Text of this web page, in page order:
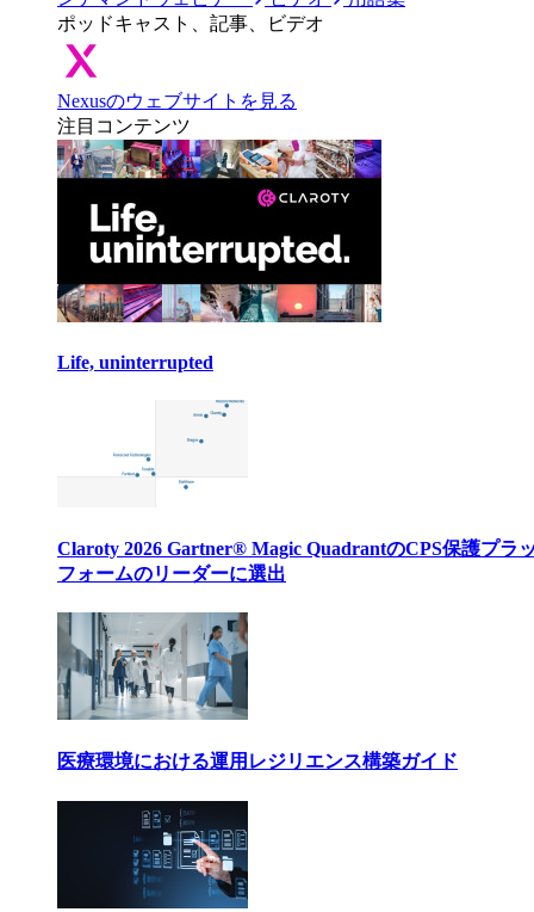
ポッドキャスト、記事、ビデオ
Nexusのウェブサイトを見る
注目コンテンツ
Life, uninterrupted
Claroty 2026 Gartner® Magic QuadrantのCPS保護プラ
フォームのリーダーに選出
医療環境における運用レジリエンス構築ガイド